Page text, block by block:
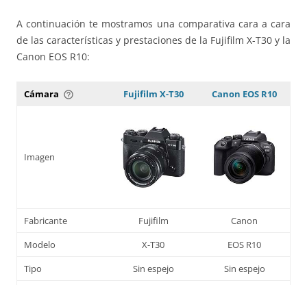
A continuación te mostramos una comparativa cara a cara
de las características y prestaciones de la Fujifilm X-T30 y la
Canon EOS R10:
Cámara help_outline Fujifilm X-T30 Canon EOS R10
Imagen
Fabricante Fujifilm
Canon
Modelo
X-T30
EOS R10
Tipo
Sin espejo Sin espejo